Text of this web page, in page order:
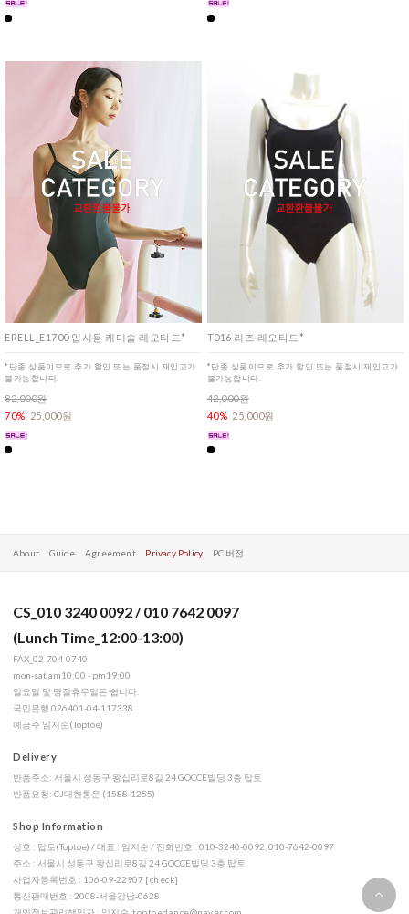
ERELL_E1700 입시용 캐미솔 레오타드*
*단종 상품이므로 추가 할인 또는 품절시 재입고가
불가능합니다.
82,000원
70% 25,000원
T016 리즈 레오타드*
*단종 상품이므로 추가 할인 또는 품절시 재입고가
불가능합니다.
42,000원
40% 25,000원
About Guide Agreement Privacy Policy PC 버전
CS_010 3240 0092 / 010 7642 0097
(Lunch Time_12:00-13:00)
FAX_02-704-0740
mon-sat am10:00 - pm19:00
일요일 및 명절휴무일은 쉽니다.
국민은행 026401-04-117338
예금주 임지순(Toptoe)
Delivery
반품주소: 서울시 성동구 왕십리로8길 24 GOCCE빌딩 3층 탑토
반품요청: CJ대한통운 (1588-1255)
Shop Information
상호 : 탑토(Toptoe) / 대표 : 임지순 / 전화번호 : 010-3240-0092, 010-7642-0097
주소 : 서울시 성동구 왕십리로8길 24 GOCCE빌딩 3층 탑토
사업자등록번호 : 106-09-22907 [check]
통신판매번호 : 2008-서울강남-0628